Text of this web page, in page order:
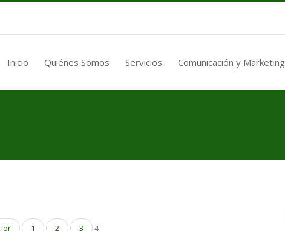
Inicio Quiénes Somos Servicios Comunicación y Marketing
1 2 3 4